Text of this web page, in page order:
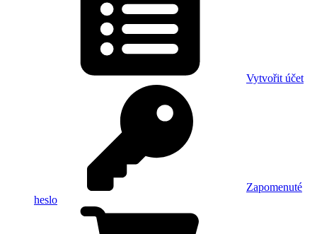
Vytvořit účet
Zapomenuté
heslo